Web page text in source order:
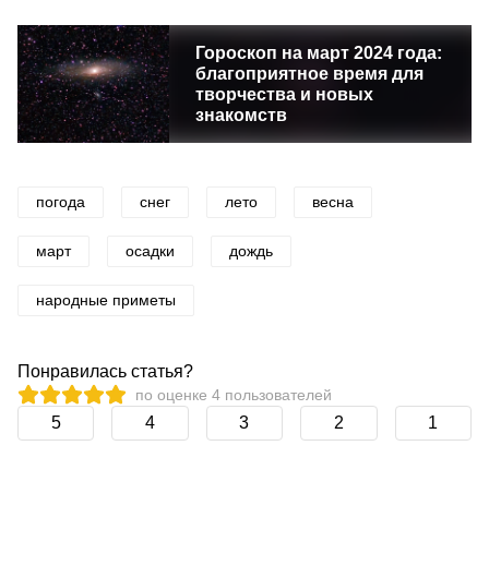
Гороскоп на март 2024 года:
благоприятное время для
творчества и новых
знакомств
погода снег лето весна
март осадки дождь
народные приметы
Понравилась статья?
по оценке 4 пользователей
5 4 3 2 1